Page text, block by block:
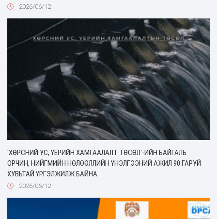
2026/06/12
'ХӨРСНИЙ УС, ҮЕРИЙН ХАМГААЛАЛТ ТӨСӨЛ'-ИЙН БАЙГАЛЬ
ОРЧИН, НИЙГМИЙН НӨЛӨӨЛЛИЙН ҮНЭЛГЭЭНИЙ АЖИЛ 90 ГАРУЙ
ХУВЬТАЙ ҮРГЭЛЖИЛЖ БАЙНА
2026/06/12